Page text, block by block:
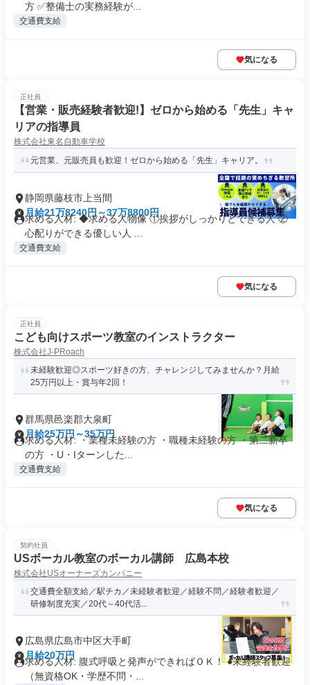
方 ✅整備士の実務経験が...
交通費支給
気になる
正社員
【営業・販売経験者歓迎!】ゼロから始める「先生」キャ
リアの指導員
株式会社東名自動車学校
元営業、元販売員も歓迎！ゼロから始める「先生」キャリア。
静岡県藤枝市上当間
月給21万8240円～37万8800円
求める人材: ◆求める人物像 ①挨拶がしっかりとできる人 ②
心配りができる優しい人 ...
交通費支給
気になる
正社員
こども向けスポーツ教室のインストラクター
株式会社J-PRoach
未経験歓迎◎スポーツ好きの方、チャレンジしてみませんか？月給
25万円以上・賞与年2回！
群馬県邑楽郡大泉町
月給25万円～35万円
求める人材: ・業種未経験の方 ・職種未経験の方 ・第二新卒
の方 ・U・Iターンした...
交通費支給
気になる
契約社員
USボーカル教室のボーカル講師 広島本校
株式会社USオーナーズカンパニー
交通費全額支給／駅チカ／未経験者歓迎／経験不問／経験者歓迎／
研修制度充実／20代～40代活...
広島県広島市中区大手町
月給20万円
求める人材: 腹式呼吸と発声ができればＯＫ！ ●未経験者歓迎
（無資格OK・学歴不問・...